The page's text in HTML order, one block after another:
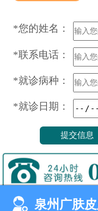
*您的姓名：
*联系电话：
*就诊病种：
*就诊日期：
泉州广肤